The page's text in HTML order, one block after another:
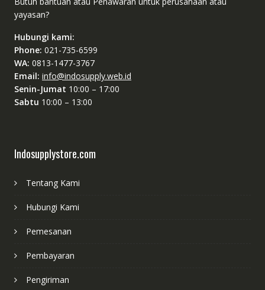
yayasan?
Hubungi kami:
Phone: 021-735-6599
WA: 0813-1477-3767
Email: info@indosupply.web.id
Senin-Jumat 10:00 – 17:00
Sabtu 10:00 – 13:00
Indosupplystore.com
Tentang Kami
Hubungi Kami
Pemesanan
Pembayaran
Pengiriman